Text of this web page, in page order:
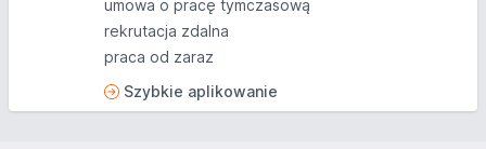
umowa o pracę tymczasową
rekrutacja zdalna
praca od zaraz
Szybkie aplikowanie